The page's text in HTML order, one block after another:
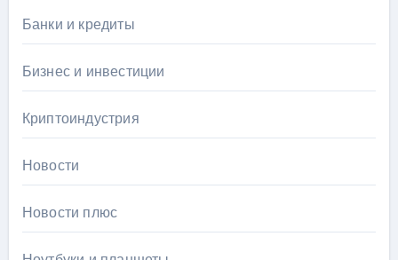
Банки и кредиты
Бизнес и инвестиции
Криптоиндустрия
Новости
Новости плюс